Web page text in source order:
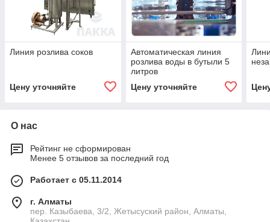
Линия розлива соков
Цену уточняйте
Автоматическая линия
розлива воды в бутыли 5
литров
Цену уточняйте
О нас
Рейтинг не сформирован
Менее 5 отзывов за последний год
Работает с 05.11.2014
г. Алматы
пер. Казыбаева, 3/2, Жетысуский район, Алматы,